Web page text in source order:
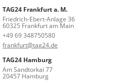
TAG24 Frankfurt a. M.
Friedrich-Ebert-Anlage 36
60325 Frankfurt am Main
+49 69 348750580
frankfurt@tag24.de
TAG24 Hamburg
Am Sandtorkai 77
20457 Hamburg